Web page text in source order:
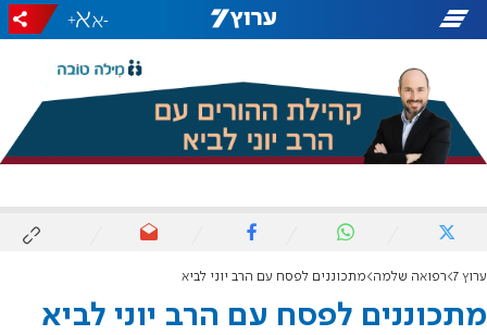
-
+
ערוץ 7 רפואה שלמה מתכוננים לפסח עם הרב יוני לביא
מתכוננים לפסח עם הרב יוני לביא